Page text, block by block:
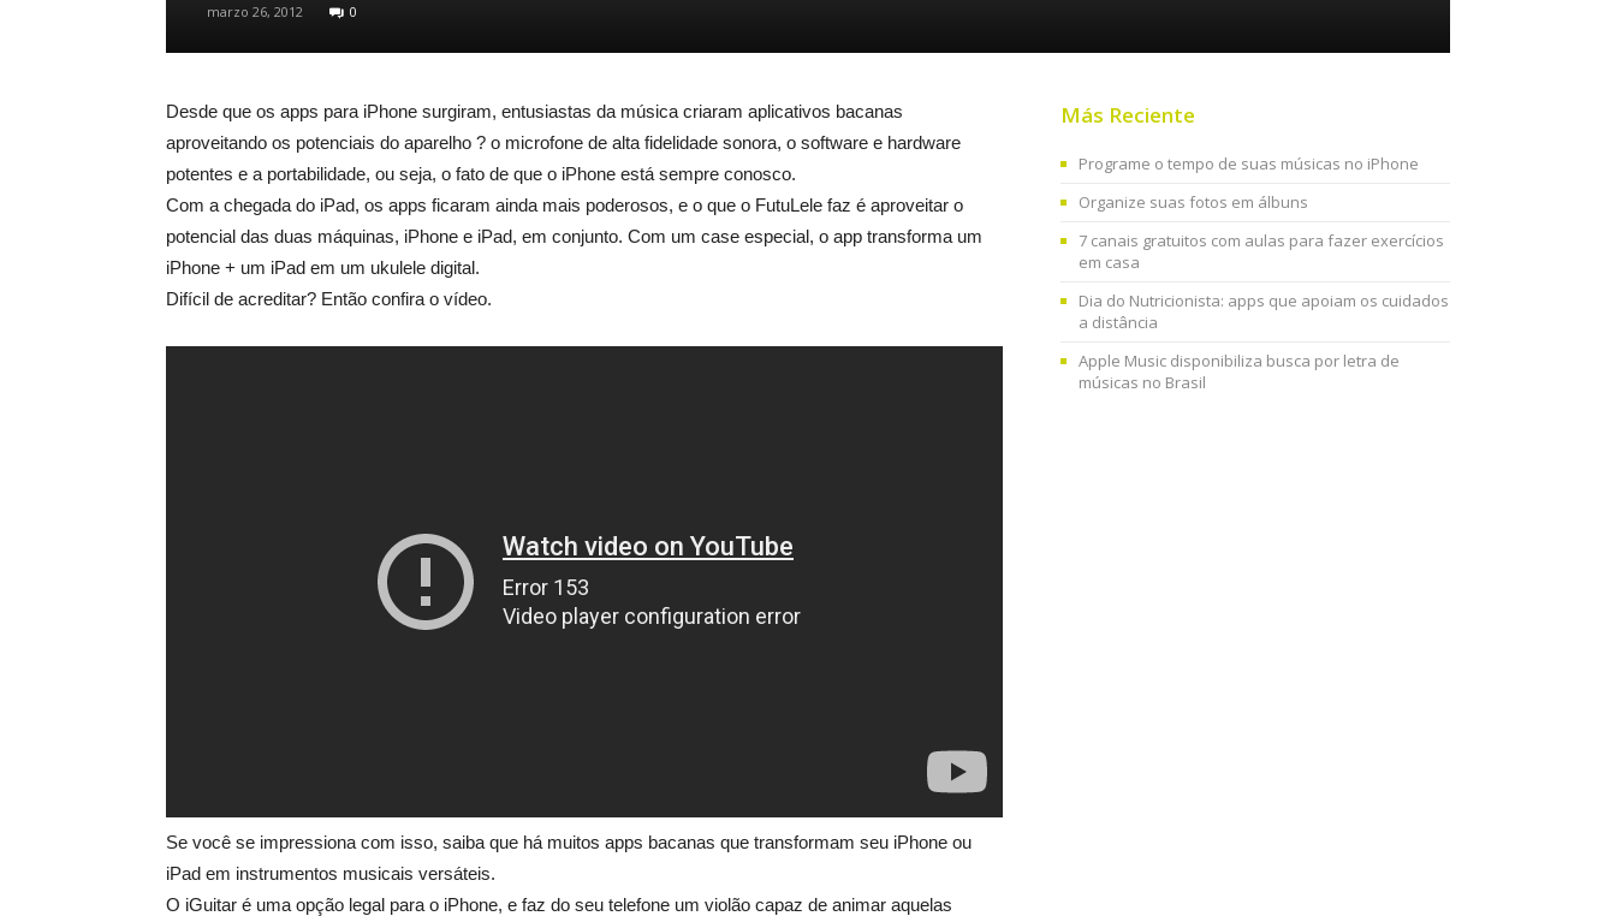
marzo 26, 2012 0
Desde que os apps para iPhone surgiram, entusiastas da música criaram aplicativos bacanas
aproveitando os potenciais do aparelho ? o microfone de alta fidelidade sonora, o software e hardware
potentes e a portabilidade, ou seja, o fato de que o iPhone está sempre conosco.
Com a chegada do iPad, os apps ficaram ainda mais poderosos, e o que o FutuLele faz é aproveitar o
potencial das duas máquinas, iPhone e iPad, em conjunto. Com um case especial, o app transforma um
iPhone + um iPad em um ukulele digital.
Difícil de acreditar? Então confira o vídeo.
Se você se impressiona com isso, saiba que há muitos apps bacanas que transformam seu iPhone ou
iPad em instrumentos musicais versáteis.
O iGuitar é uma opção legal para o iPhone, e faz do seu telefone um violão capaz de animar aquelas
Más Reciente
Programe o tempo de suas músicas no iPhone
Organize suas fotos em álbuns
7 canais gratuitos com aulas para fazer exercícios
em casa
Dia do Nutricionista: apps que apoiam os cuidados
a distância
Apple Music disponibiliza busca por letra de
músicas no Brasil